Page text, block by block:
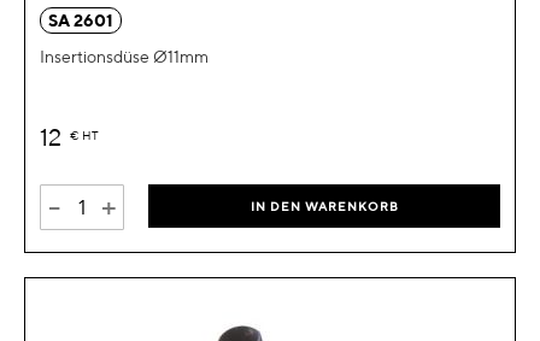
SA 2601
Insertionsdüse Ø11mm
12 € HT
- + IN DEN WARENKORB